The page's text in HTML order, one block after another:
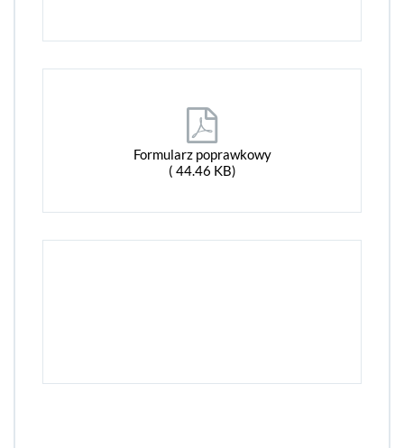
Formularz poprawkowy
( 44.46 KB)